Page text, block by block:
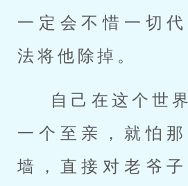
一定会不惜一切
法将他除掉。
自己在这个世
一个至亲，就怕
墙，直接对老爷